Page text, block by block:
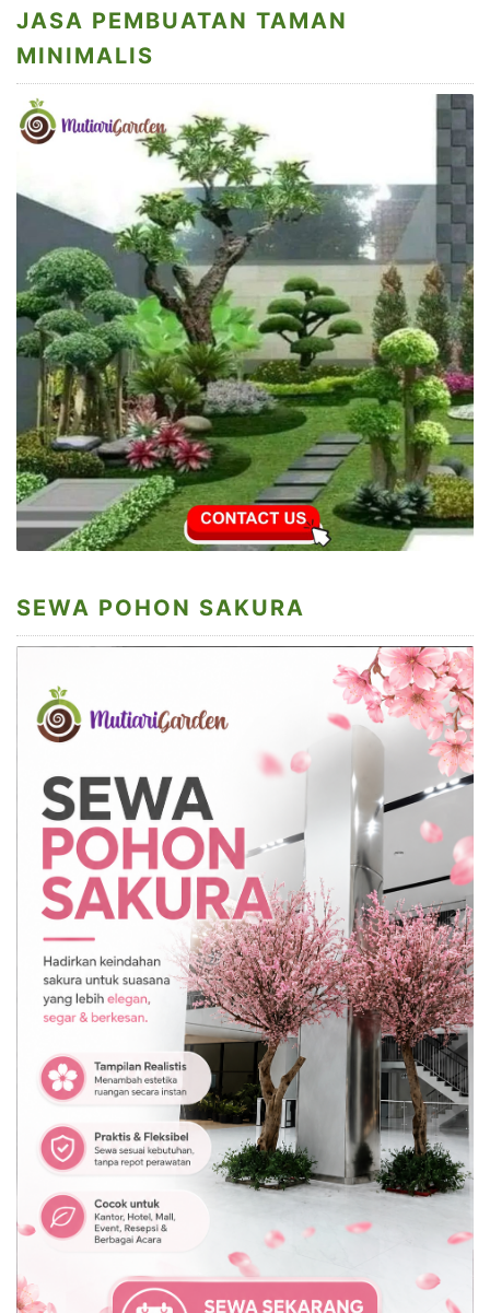
JASA PEMBUATAN TAMAN
MINIMALIS
SEWA POHON SAKURA